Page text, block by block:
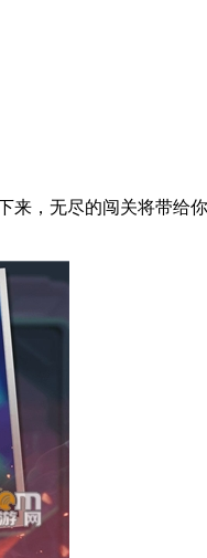
，无尽的闯关将带给